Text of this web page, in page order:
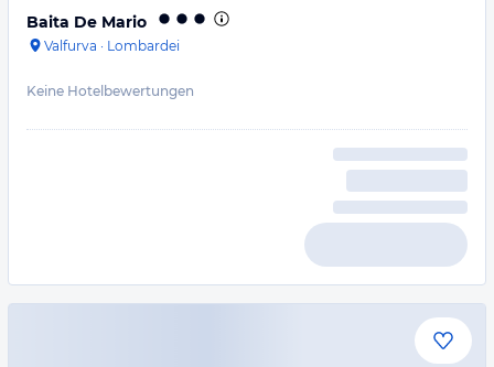
Baita De Mario
Valfurva · Lombardei
Keine Hotelbewertungen